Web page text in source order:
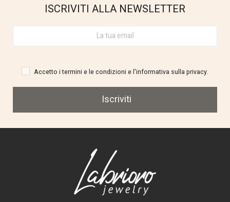
ISCRIVITI ALLA NEWSLETTER
Iscriviti
Accetto i termini e le condizioni e l'informativa sulla privacy.